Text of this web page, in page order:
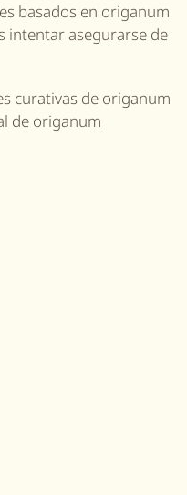
basados ​​en origanum
intentar asegurarse de
curativas de origanum
de origanum